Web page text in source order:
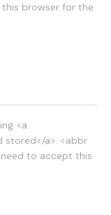
this browser for the
<a
a>. <abbr
to accept this